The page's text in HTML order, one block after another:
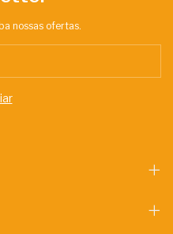
nossas ofertas.